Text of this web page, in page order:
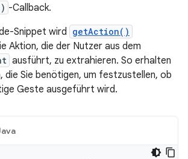
-Callback.
Snippet wird getAction()
Aktion, die der Nutzer aus dem
ausführt, zu extrahieren. So erhalten
die Sie benötigen, um festzustellen, ob
Geste ausgeführt wird.